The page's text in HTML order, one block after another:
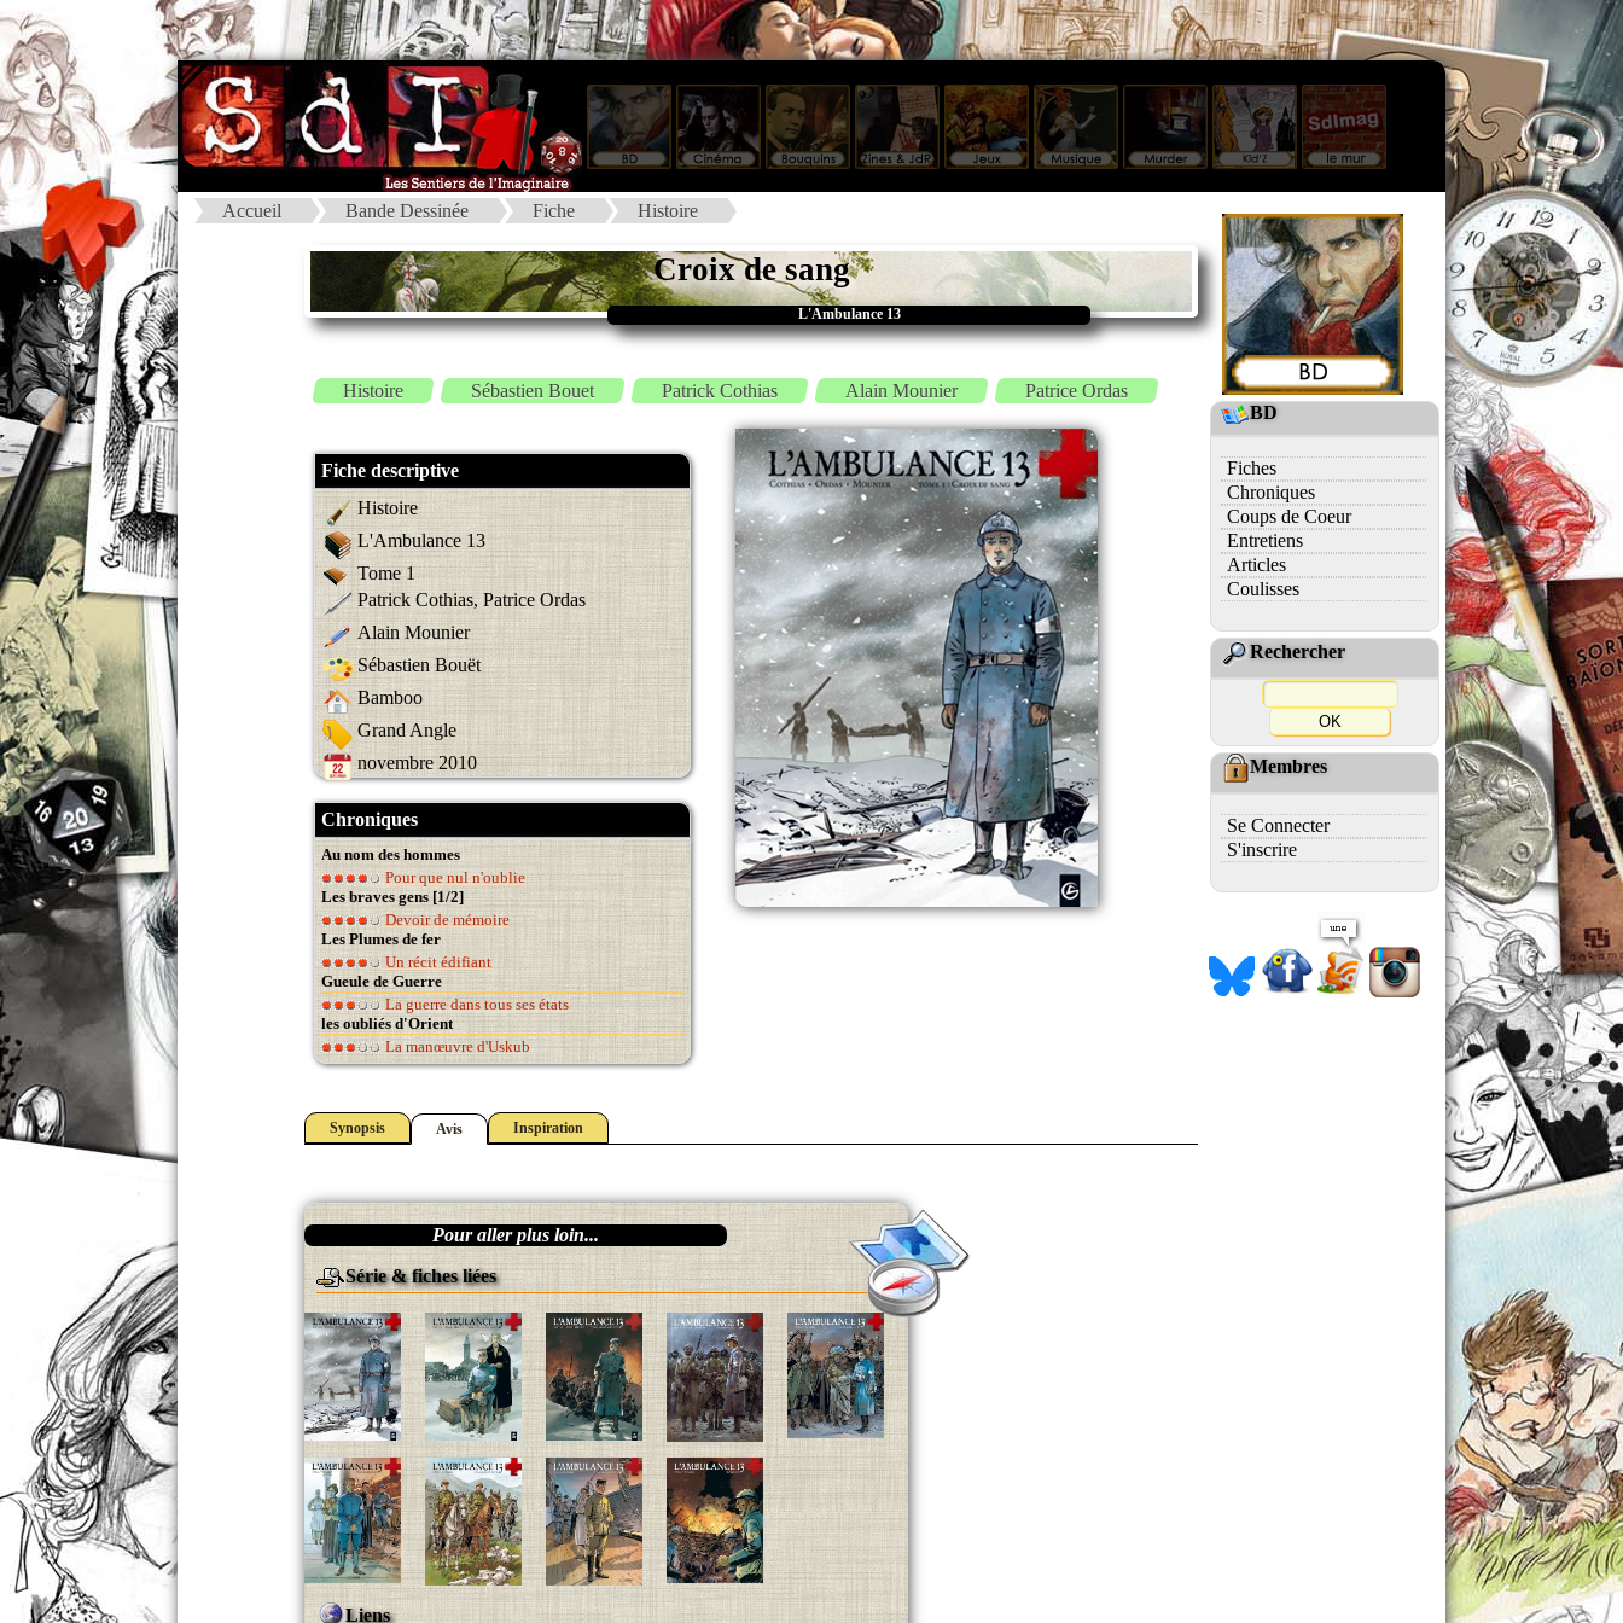
Accueil Bande Dessinée Fiche Histoire
Croix de sang
L'Ambulance 13
Histoire Sébastien Bouet Patrick Cothias Alain Mounier Patrice Ordas
Fiche descriptive
Histoire
L'Ambulance 13
Tome 1
Patrick Cothias, Patrice Ordas
Alain Mounier
Sébastien Bouët
Bamboo
Grand Angle
novembre 2010
Chroniques
Au nom des hommes
Pour que nul n'oublie
Les braves gens [1/2]
Devoir de mémoire
Les Plumes de fer
Un récit édifiant
Gueule de Guerre
La guerre dans tous ses états
les oubliés d'Orient
La manœuvre d'Uskub
Synopsis Avis Inspiration
Pour aller plus loin...
Série & fiches liées
Liens
BD
Fiches
Chroniques
Coups de Coeur
Entretiens
Articles
Coulisses
Rechercher
Membres
Se Connecter
S'inscrire